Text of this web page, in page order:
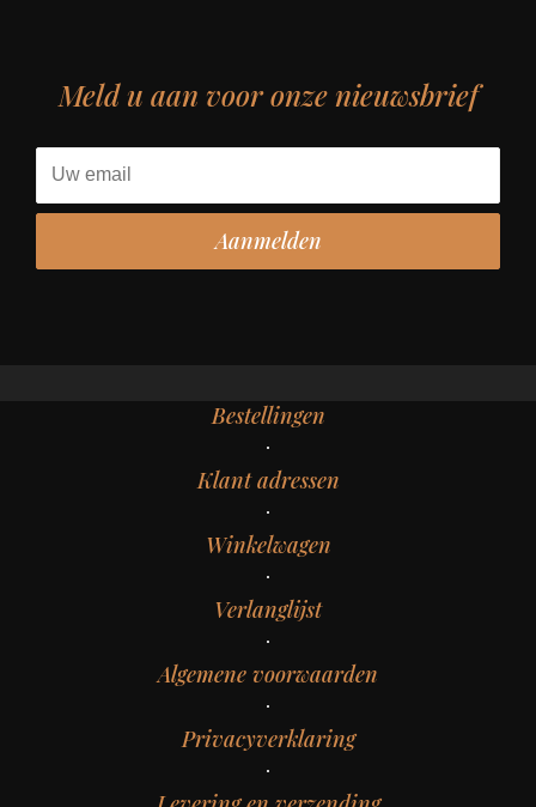
Meld u aan voor onze nieuwsbrief
Bestellingen
Klant adressen
Winkelwagen
Verlanglijst
Algemene voorwaarden
Privacyverklaring